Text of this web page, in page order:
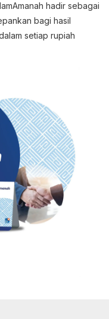
hadir sebagai
bagi hasil
setiap rupiah